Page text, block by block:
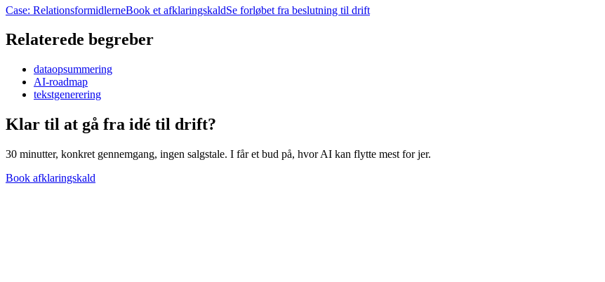
Case: RelationsformidlerneBook et afklaringskaldSe forløbet fra beslutning til drift
Relaterede begreber
dataopsummering
AI-roadmap
tekstgenerering
Klar til at gå fra idé til drift?
30 minutter, konkret gennemgang, ingen salgstale. I får et bud på, hvor AI kan flytte mest for jer.
Book afklaringskald